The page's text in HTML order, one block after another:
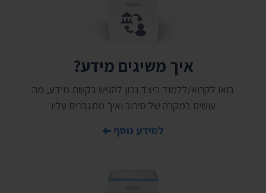
איך משיגים מידע?
בואו לקרוא/ללמוד כיצד נכון להגיש בקשת מידע, מה
עושים במקרה של סירוב ואיך מתגברים עליו
למידע נוסף